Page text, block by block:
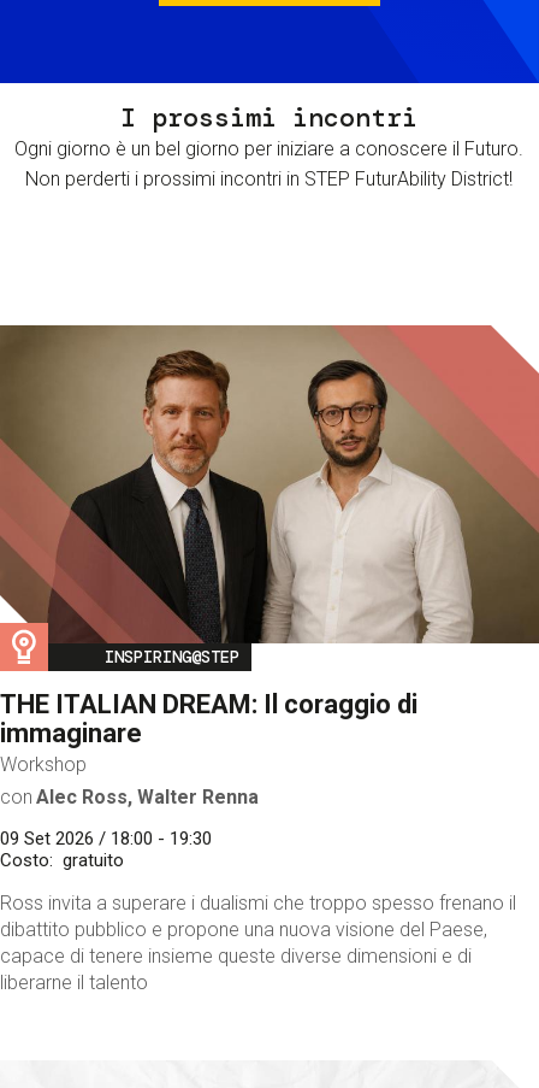
I prossimi incontri
Ogni giorno è un bel giorno per iniziare a conoscere il Futuro.
Non perderti i prossimi incontri in STEP FuturAbility District!
Image
INSPIRING@STEP
THE ITALIAN DREAM: Il coraggio di
immaginare
Workshop
con Alec Ross, Walter Renna
09 Set 2026 / 18:00 - 19:30
Costo
gratuito
Ross invita a superare i dualismi che troppo spesso frenano il
dibattito pubblico e propone una nuova visione del Paese,
capace di tenere insieme queste diverse dimensioni e di
liberarne il talento